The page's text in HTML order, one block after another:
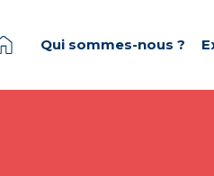
Qui sommes-nous ?